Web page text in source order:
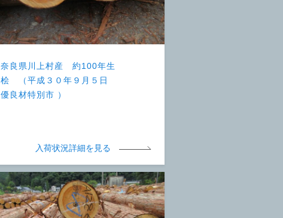
奈良県川上村産 約100年生
桧 （平成３０年９月５日
優良材特別市 ）
入荷状況詳細を見る